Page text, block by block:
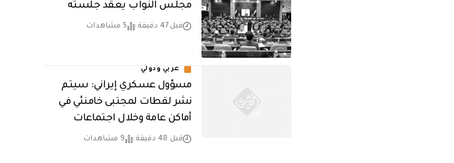
مجلس النواب يعقد جلسته
قبل 47 دقيقة 5 مشاهدات
عربي ودولي
مسؤول عسكري إيراني: سيتم
نشر لقطات لمجتبى خامنئي في
أماكن عامة وخلال اجتماعات
قبل 48 دقيقة 9 مشاهدات